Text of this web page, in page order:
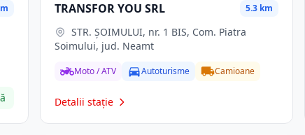
TRANSFOR YOU SRL 5.3 km
Soimului, jud. Neamt
Moto / ATV Autoturisme Camioane
Detalii stație